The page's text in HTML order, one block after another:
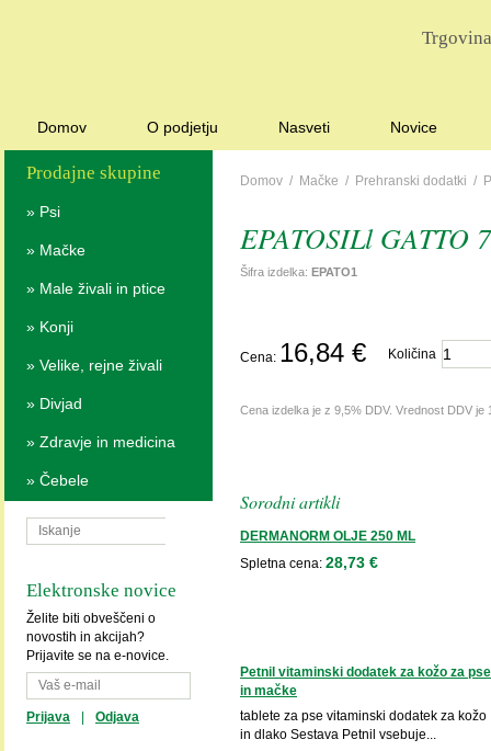
Domov O podjetju Nasveti Novice
Prodajne skupine
» Psi
» Mačke
» Male živali in ptice
» Konji
» Velike, rejne živali
» Divjad
» Zdravje in medicina
» Čebele
Elektronske novice
Želite biti obveščeni o
novostih in akcijah?
Prijavite se na e-novice.
Prijava Odjava
Domov / Mačke / Prehranski dodatki /
EPATOSILl GATTO
Šifra izdelka: EPATO1
Cena: 16,84 € Količina
Cena izdelka je z 9,5% DDV. Vrednost DDV je
Sorodni artikli
DERMANORM OLJE 250 ML
Spletna cena: 28,73 €
Petnil vitaminski dodatek za kožo za pse
in mačke
tablete za pse vitaminski dodatek za kožo
in dlako Sestava Petnil vsebuje...